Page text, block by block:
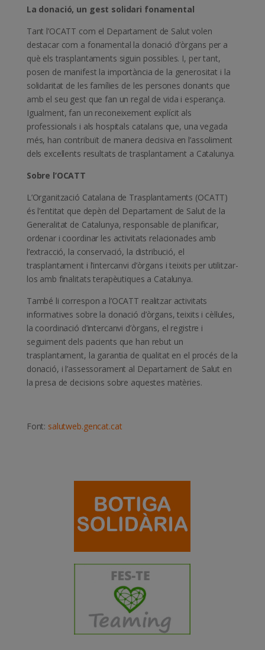
La donació, un gest solidari fonamental
Tant l’OCATT com el Departament de Salut volen
destacar com a fonamental la donació d’òrgans per a
què els trasplantaments siguin possibles. I, per tant,
posen de manifest la importància de la generositat i la
solidaritat de les famílies de les persones donants que
amb el seu gest que fan un regal de vida i esperança.
Igualment, fan un reconeixement explícit als
professionals i als hospitals catalans que, una vegada
més, han contribuït de manera decisiva en l’assoliment
dels excel·lents resultats de trasplantament a Catalunya.
Sobre l’OCATT
L’Organització Catalana de Trasplantaments (OCATT)
és l’entitat que depèn del Departament de Salut de la
Generalitat de Catalunya, responsable de planificar,
ordenar i coordinar les activitats relacionades amb
l’extracció, la conservació, la distribució, el
trasplantament i l’intercanvi d’òrgans i teixits per utilitzar-
los amb finalitats terapèutiques a Catalunya.
També li correspon a l’OCATT realitzar activitats
informatives sobre la donació d’òrgans, teixits i cèl·lules,
la coordinació d’intercanvi d’òrgans, el registre i
seguiment dels pacients que han rebut un
trasplantament, la garantia de qualitat en el procés de la
donació, i l’assessorament al Departament de Salut en
la presa de decisions sobre aquestes matèries.
Font: salutweb.gencat.cat